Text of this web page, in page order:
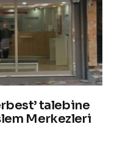
talebine
Merkezleri